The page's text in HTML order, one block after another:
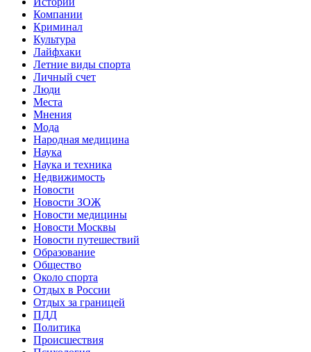
Компании
Криминал
Культура
Лайфхаки
Летние виды спорта
Личный счет
Люди
Места
Мнения
Мода
Народная медицина
Наука
Наука и техника
Недвижимость
Новости
Новости ЗОЖ
Новости медицины
Новости Москвы
Новости путешествий
Образование
Общество
Около спорта
Отдых в России
Отдых за границей
ПДД
Политика
Происшествия